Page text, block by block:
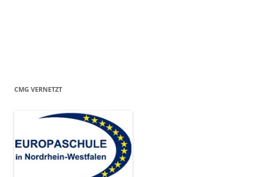
CMG VERNETZT